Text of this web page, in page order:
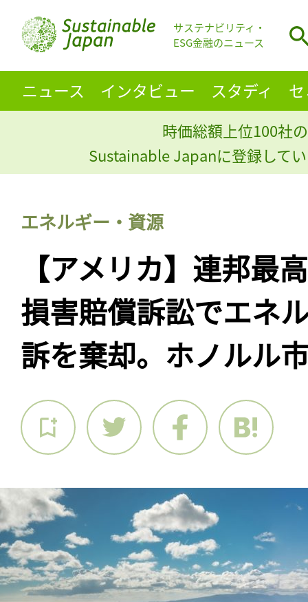
サステナビリティ・
ESG金融のニュース
ニュース インタビュー スタディ
時価総額上位100社
Sustainable Japanに登録して
エネルギー・資源
【アメリカ】連邦最
損害賠償訴訟でエネ
訴を棄却。ホノルル